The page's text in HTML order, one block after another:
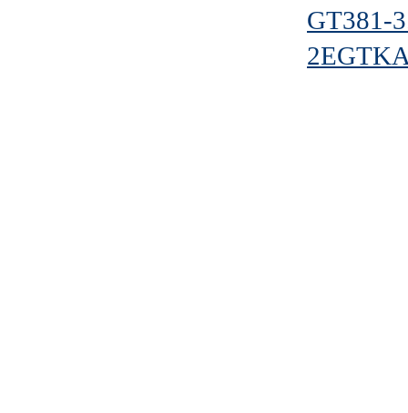
GT381-